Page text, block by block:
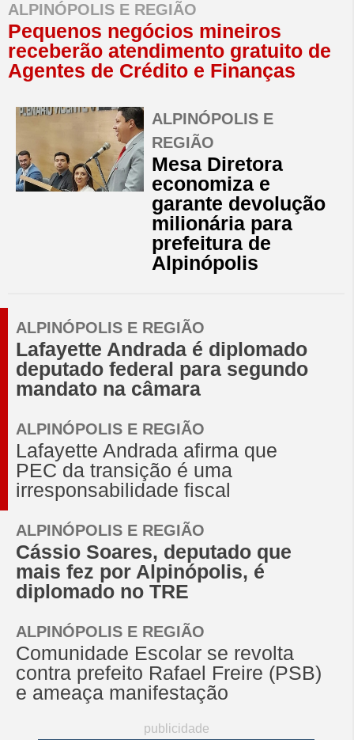
ALPINÓPOLIS E REGIÃO
Pequenos negócios mineiros
receberão atendimento gratuito de
Agentes de Crédito e Finanças
ALPINÓPOLIS E
REGIÃO
Mesa Diretora
economiza e
garante devolução
milionária para
prefeitura de
Alpinópolis
ALPINÓPOLIS E REGIÃO
Lafayette Andrada é diplomado
deputado federal para segundo
mandato na câmara
ALPINÓPOLIS E REGIÃO
Lafayette Andrada afirma que
PEC da transição é uma
irresponsabilidade fiscal
ALPINÓPOLIS E REGIÃO
Cássio Soares, deputado que
mais fez por Alpinópolis, é
diplomado no TRE
ALPINÓPOLIS E REGIÃO
Comunidade Escolar se revolta
contra prefeito Rafael Freire (PSB)
e ameaça manifestação
publicidade